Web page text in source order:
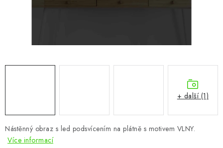
OSTATNÍ
VÝPRODEJ
Vše o nákupu
Nástěnný obraz s led podsvícením na plátně s motivem VLNY.
Více informací
+ další (1)